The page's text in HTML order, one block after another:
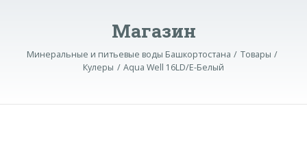
Магазин
Минеральные и питьевые воды Башкортостана
Товары
Кулеры
Aqua Well 16LD/E-Белый